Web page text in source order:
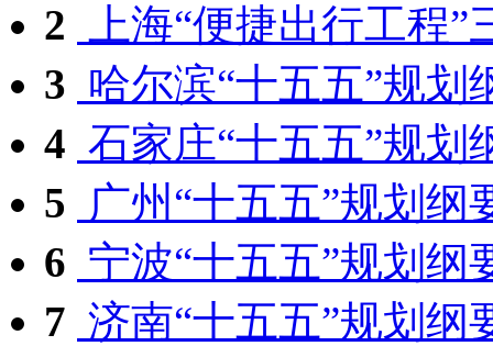
2
上海“便捷出行工程”
3 哈尔滨“十五五”规划
4 石家庄“十五五”规划
5
广州“十五五”规划纲
6 宁波“十五五”规划纲
7 济南“十五五”规划纲